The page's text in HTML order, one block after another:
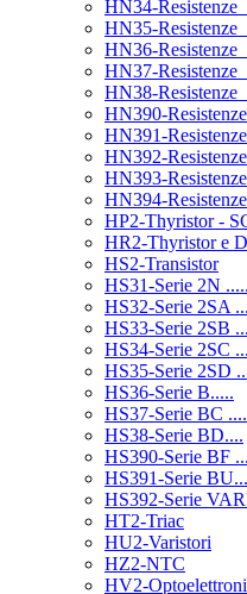
HN34-
HN35-
HN36-
HN37-
HN38-
HN390-
HN391-
HN392-
HN393-
HN394-
HP2-Thyristor -
HR2-Thyristor e
HS2-Transistor
HS31-Serie 2N .....
HS32-Serie 2SA
HS33-Serie 2SB
HS34-Serie 2SC
HS35-Serie 2SD
HS36-Serie B.....
HS37-Serie BC
HS38-Serie BD....
HS390-Serie BF
HS391-Serie
HS392-Serie
HT2-Triac
HU2-Varistori
HZ2-NTC
HV2-